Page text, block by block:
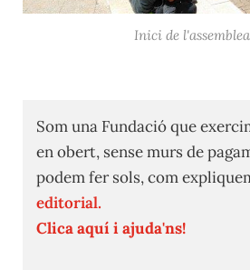
Inici de
Som una Fundació que
en obert, sense murs de
podem fer sols, com
editorial.
Clica aquí i ajuda'ns!